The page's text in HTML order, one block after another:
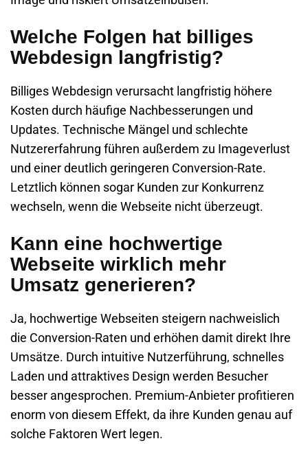
Welche Folgen hat billiges
Webdesign langfristig?
Billiges Webdesign verursacht langfristig höhere
Kosten durch häufige Nachbesserungen und
Updates. Technische Mängel und schlechte
Nutzererfahrung führen außerdem zu Imageverlust
und einer deutlich geringeren Conversion-Rate.
Letztlich können sogar Kunden zur Konkurrenz
wechseln, wenn die Webseite nicht überzeugt.
Kann eine hochwertige
Webseite wirklich mehr
Umsatz generieren?
Ja, hochwertige Webseiten steigern nachweislich
die Conversion-Raten und erhöhen damit direkt Ihre
Umsätze. Durch intuitive Nutzerführung, schnelles
Laden und attraktives Design werden Besucher
besser angesprochen. Premium-Anbieter profitieren
enorm von diesem Effekt, da ihre Kunden genau auf
solche Faktoren Wert legen.